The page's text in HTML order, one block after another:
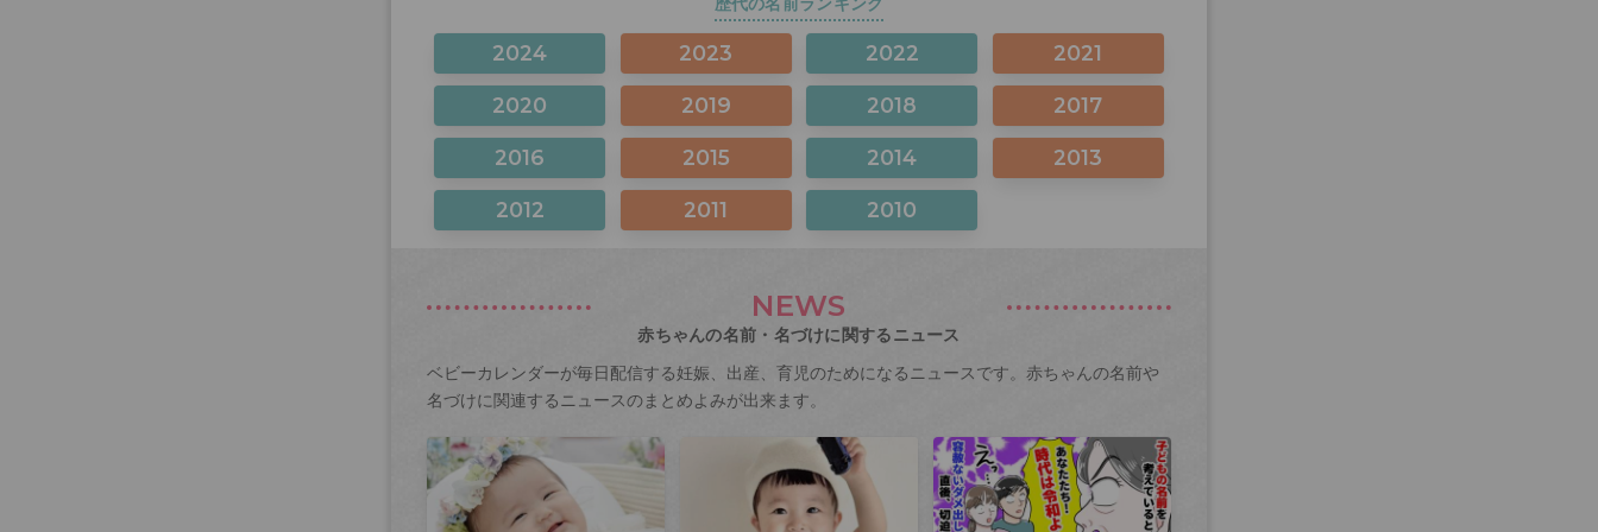
2024 2023 2022 2021
2020 2019 2018 2017
2016 2015 2014 2013
2012 2011 2010
NEWS
赤ちゃんの名前・名づけに関するニュース
ベビーカレンダーが毎日配信する妊娠、出産、育児のためになるニュースです。赤ちゃんの名前や
名づけに関連するニュースのまとめよみが出来ます。